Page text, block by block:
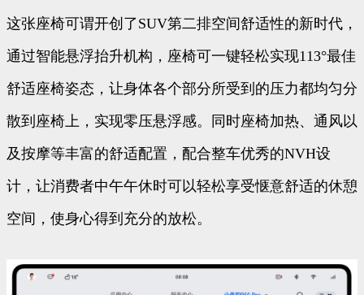
这张座椅可谓开创了SUV第二排空间舒适性的新时代，
通过智能悬浮抬升机构，座椅可一键轻松实现113°最佳
舒适座椅姿态，让身体各个部分所受到的压力都均匀分
散到座椅上，实现零压悬浮感。同时座椅加热、通风以
及按摩等丰富的舒适配置，配合整车优秀的NVH设
计，让消费者中午午休时可以轻松享受惬意舒适的休憩
空间，使身心得到充分的放松。